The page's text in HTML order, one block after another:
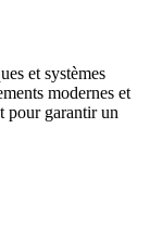
et systèmes
modernes et
pour garantir un